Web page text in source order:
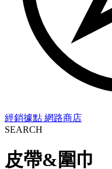
經銷據點 網路商店
SEARCH
皮帶&圍巾